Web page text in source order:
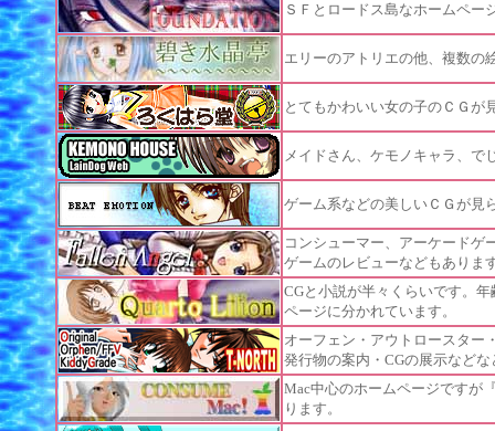
ＳＦとロードス島なホームペー
エリーのアトリエの他、複数の
とてもかわいい女の子のＣＧが
メイドさん、ケモノキャラ、で
ゲーム系などの美しいＣＧが見
コンシューマー、アーケードゲ
ゲームのレビューなどもありま
CGと小説が半々くらいです。
ページに分かれています。
オーフェン・アウトロースター
発行物の案内・CGの展示などな
Mac中心のホームページですが
ります。